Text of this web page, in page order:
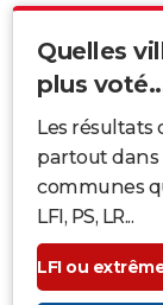
Quelles
plus
Les résultats
partout dans
communes
LFI, PS, LR...
LFI ou